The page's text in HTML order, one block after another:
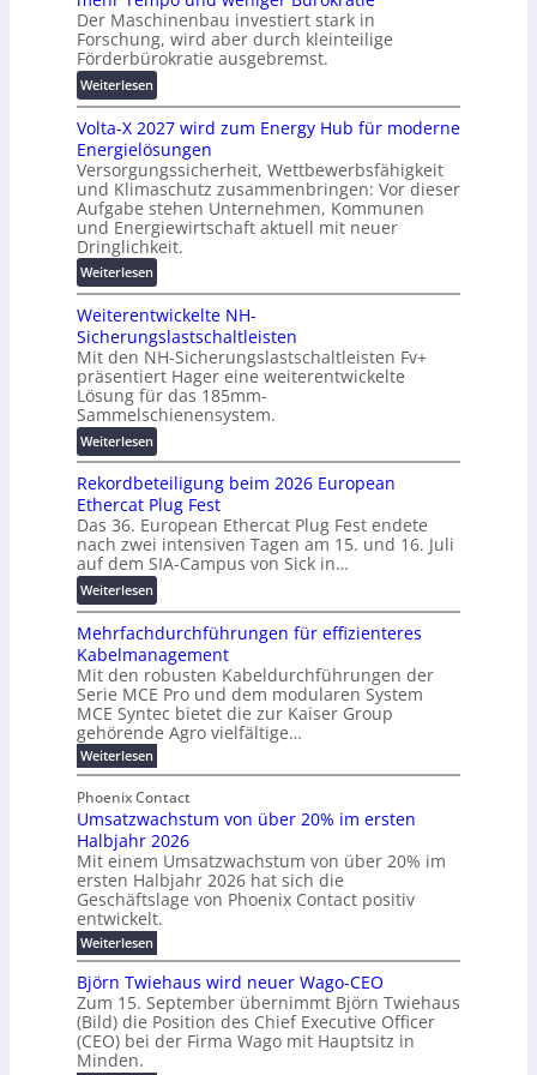
r
u
n
g
s
l
ö
s
u
n
g
e
n
s
c
h
u
t
z
u
n
d
d
i
g
i
t
a
l
e
T
r
a
n
s
p
a
r
e
n
z
Der Maschinenbau investiert stark in
Forschung, wird aber durch kleinteilige
Förderbürokratie ausgebremst.
Weiterlesen:
M
a
s
c
h
i
n
e
n
b
a
u
:
F
o
r
s
h
u
n
g
s
f
r
d
e
r
u
n
g
b
r
a
u
c
h
t
m
e
h
r
T
Volta-X 2027 wird zum Energy Hub für moderne
Energielösungen
Versorgungssicherheit, Wettbewerbsfähigkeit
und Klimaschutz zusammenbringen: Vor dieser
Aufgabe stehen Unternehmen, Kommunen
und Energiewirtschaft aktuell mit neuer
Dringlichkeit.
Weiterlesen:
V
o
l
t
a
-
X
2
0
2
7
w
i
r
d
z
u
m
E
n
e
r
g
u
b
f
ü
r
m
o
d
e
r
n
e
Weiterentwickelte NH-
Sicherungslastschaltleisten
Mit den NH-Sicherungslastschaltleisten Fv+
präsentiert Hager eine weiterentwickelte
Lösung für das 185mm-
Sammelschienensystem.
Weiterlesen:
W
e
i
t
e
r
e
n
t
w
i
c
k
e
l
e
N
H
-
S
i
c
h
e
r
u
n
Rekordbeteiligung beim 2026 European
Ethercat Plug Fest
Das 36. European Ethercat Plug Fest endete
nach zwei intensiven Tagen am 15. und 16. Juli
auf dem SIA-Campus von Sick in…
Weiterlesen:
R
e
k
o
r
d
b
e
e
i
l
i
g
u
n
g
b
e
i
m
Mehrfachdurchführungen für effizienteres
Kabelmanagement
Mit den robusten Kabeldurchführungen der
Serie MCE Pro und dem modularen System
MCE Syntec bietet die zur Kaiser Group
gehörende Agro vielfältige…
Weiterlesen:
M
h
r
f
a
c
h
d
u
r
c
f
ü
h
r
Phoenix Contact
Umsatzwachstum von über 20% im ersten
Halbjahr 2026
Mit einem Umsatzwachstum von über 20% im
ersten Halbjahr 2026 hat sich die
Geschäftslage von Phoenix Contact positiv
entwickelt.
Weiterlesen:
U
m
s
a
t
z
Björn Twiehaus wird neuer Wago-CEO
Zum 15. September übernimmt Björn Twiehaus
(Bild) die Position des Chief Executive Officer
(CEO) bei der Firma Wago mit Hauptsitz in
Minden.